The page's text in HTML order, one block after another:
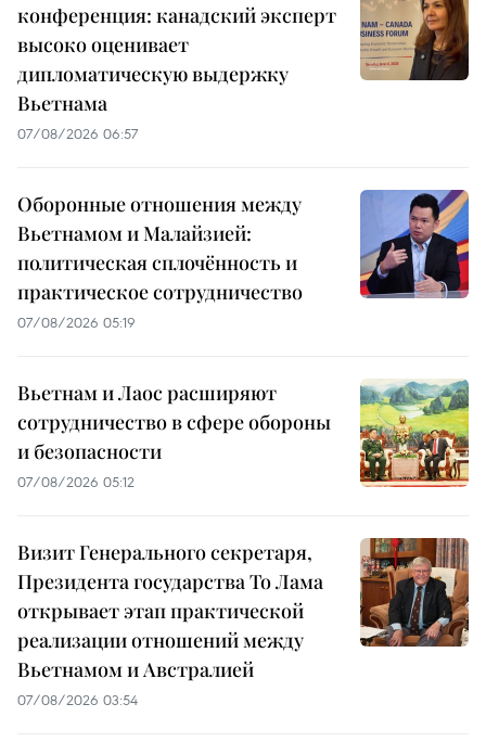
конференция: канадский эксперт
высоко оценивает
дипломатическую выдержку
Вьетнама
07/08/2026 06:57
Оборонные отношения между
Вьетнамом и Малайзией:
политическая сплочённость и
практическое сотрудничество
07/08/2026 05:19
Вьетнам и Лаос расширяют
сотрудничество в сфере обороны
и безопасности
07/08/2026 05:12
Визит Генерального секретаря,
Президента государства То Лама
открывает этап практической
реализации отношений между
Вьетнамом и Австралией
07/08/2026 03:54